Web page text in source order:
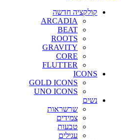
קולקציה חדשה
ARCADIA
BEAT
ROOTS
GRAVITY
CORE
FLUTTER
ICONS
GOLD ICONS
UNO ICONS
נשים
שרשראות
צמידים
טבעות
עגילים